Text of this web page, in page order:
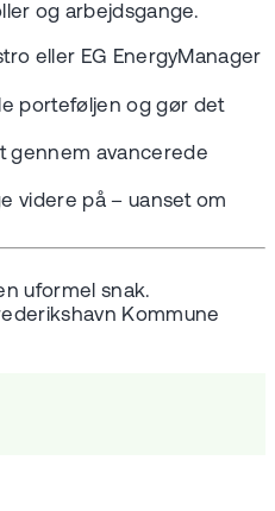
og arbejdsgange.
eller EG EnergyManager
porteføljen og gør det
gennem avancerede
videre på – uanset om
uformel snak.
Kommune